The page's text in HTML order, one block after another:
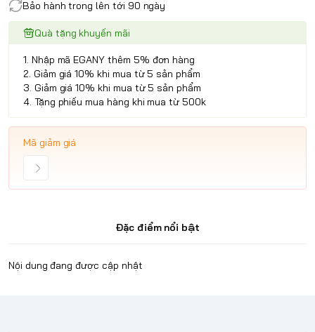
Bảo hành trong lên tới 90 ngày
Quà tặng khuyến mãi
1. Nhập mã EGANY thêm 5% đơn hàng
2. Giảm giá 10% khi mua từ 5 sản phẩm
3. Giảm giá 10% khi mua từ 5 sản phẩm
4. Tặng phiếu mua hàng khi mua từ 500k
Mã giảm giá
Đặc điểm nổi bật
Nội dung đang được cập nhật